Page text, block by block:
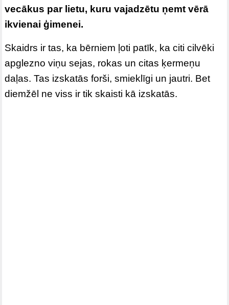
vecākus par lietu, kuru vajadzētu ņemt vērā
ikvienai ģimenei.
Skaidrs ir tas, ka bērniem ļoti patīk, ka citi cilvēki
apglezno viņu sejas, rokas un citas ķermeņu
daļas. Tas izskatās forši, smieklīgi un jautri. Bet
diemžēl ne viss ir tik skaisti kā izskatās.